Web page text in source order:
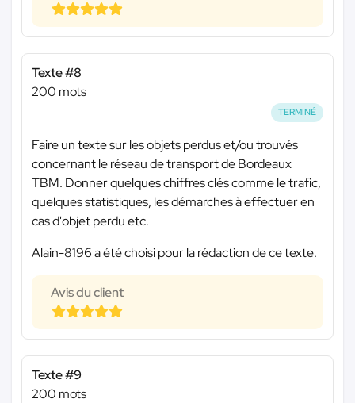
Texte #8
200 mots
TERMINÉ
Faire un texte sur les objets perdus et/ou trouvés
concernant le réseau de transport de Bordeaux
TBM. Donner quelques chiffres clés comme le trafic,
quelques statistiques, les démarches à effectuer en
cas d'objet perdu etc.
Alain-8196 a été choisi pour la rédaction de ce texte.
Avis du client
Texte #9
200 mots